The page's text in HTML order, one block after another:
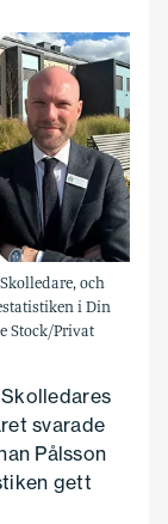
och
i Din
Stock/Privat
svarade
Pålsson
gett